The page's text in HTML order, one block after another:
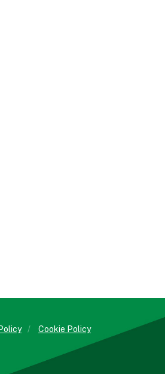
/ Cookie Policy